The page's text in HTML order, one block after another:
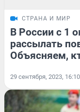
СТРАНА И МИР
В России с 1
рассылать
Объясняем,
29 сентября, 2023, 16:10